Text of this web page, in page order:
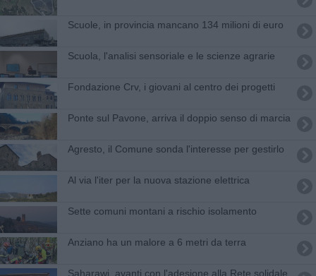
Scuole, in provincia mancano 134 milioni di euro
Scuola, l'analisi sensoriale e le scienze agrarie
Fondazione Crv, i giovani al centro dei progetti
Ponte sul Pavone, arriva il doppio senso di marcia
Agresto, il Comune sonda l'interesse per gestirlo
Al via l'iter per la nuova stazione elettrica
Sette comuni montani a rischio isolamento
Anziano ha un malore a 6 metri da terra
Saharawi, avanti con l'adesione alla Rete solidale